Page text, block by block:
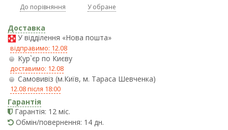
До порівняння У обране
Доставка
У відділення «Нова пошта»
відправимо: 12.08
Кур`єр по Києву
доставимо: 12.08
Самовивіз (м.Київ, м. Тараса Шевченка)
12.08 після 18:00
Гарантія
Гарантія: 12 міс.
Обмін/повернення: 14 дн.